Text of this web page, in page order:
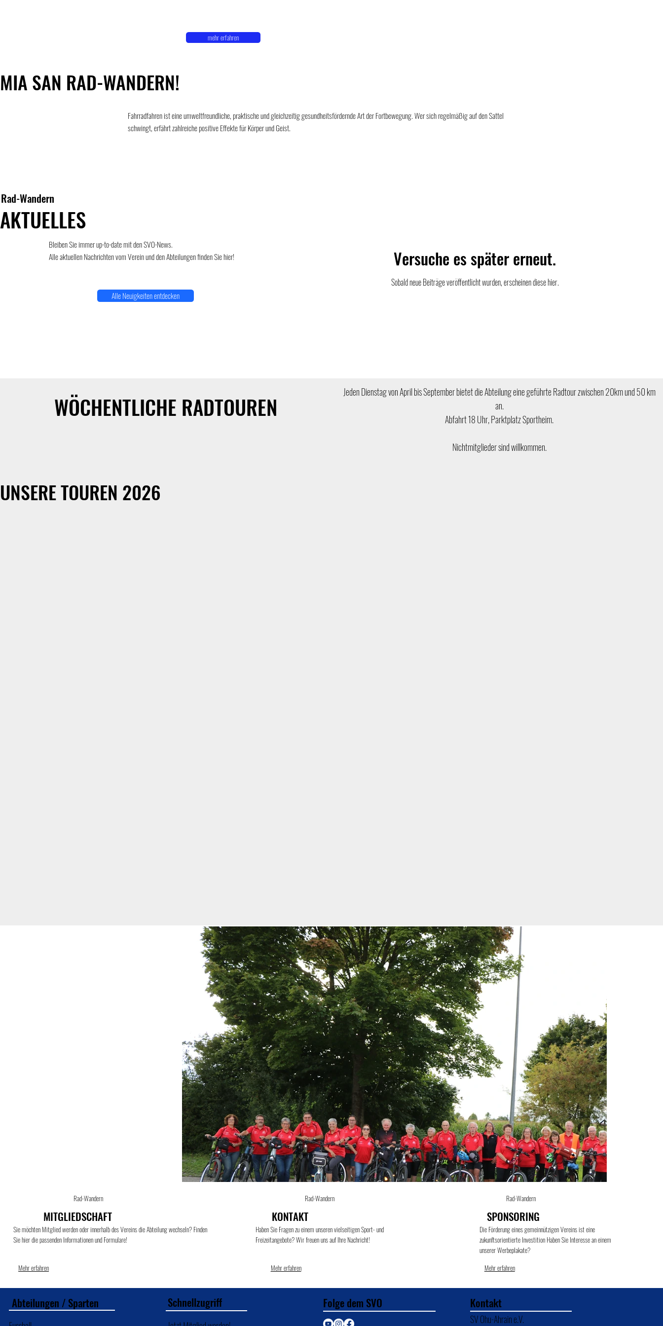
mehr erfahren
Fahrradfahren ist eine umweltfreundliche, praktische und gleichzeitig gesundheitsfördernde Art der Fortbewegung. Wer sich regelmäßig auf den Sattel
schwingt, erfährt zahlreiche positive Effekte für Körper und Geist.
MIA SAN RAD-WANDERN!
AKTUELLES
Bleiben Sie immer up-to-date mit den SVO-News.
Alle aktuellen Nachrichten vom Verein und den Abteilungen finden Sie hier!
Alle Neuigkeiten entdecken
Rad-Wandern
Versuche es später erneut.
Sobald neue Beiträge veröffentlicht wurden, erscheinen diese hier.
WÖCHENTLICHE RADTOUREN
Jeden Dienstag von April bis September bietet die Abteilung eine geführte Radtour zwischen 20km und 50 km
an.
Abfahrt 18 Uhr, Parktplatz Sportheim.
Nichtmitglieder sind willkommen.
UNSERE TOUREN 2026
MITGLIEDSCHAFT
Mehr erfahren
Rad-Wandern
Sie möchten Mitglied werden oder innerhalb des Vereins die Abteilung wechseln? Finden
Sie hier die passenden Informationen und Formulare!
Mehr erfahren
Haben Sie Fragen zu einem unseren vielseitigen Sport- und
Freizeitangebote? Wir freuen uns auf Ihre Nachricht!
KONTAKT
Rad-Wandern
Mehr erfahren
Die Förderung eines gemeinnützigen Vereins ist eine
zukunftsorientierte Investition Haben Sie Interesse an einem
unserer Werbeplakate?
SPONSORING
Rad-Wandern
Kontakt
SV Ohu-Ahrain e.V.
Abteilungen / Sparten Schnellzugriff Folge dem SVO